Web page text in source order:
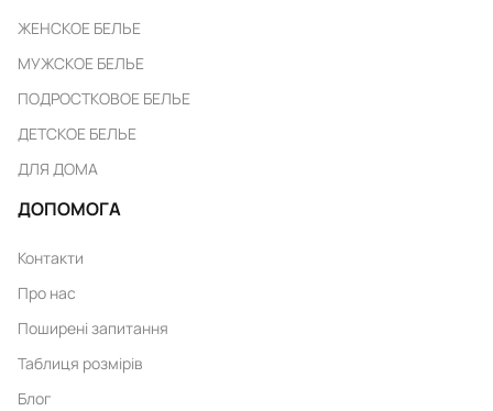
ЖЕНСКОЕ БЕЛЬЕ
МУЖСКОЕ БЕЛЬЕ
ПОДРОСТКОВОЕ БЕЛЬЕ
ДЕТСКОЕ БЕЛЬЕ
ДЛЯ ДОМА
ДОПОМОГА
Контакти
Про нас
Поширені запитання
Таблиця розмірів
Блог